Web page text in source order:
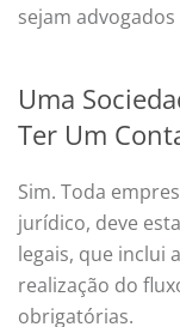
sejam
Uma
Ter Um
Sim. Toda
jurídico, deve
legais, que inclui
realização do
obrigatórias.